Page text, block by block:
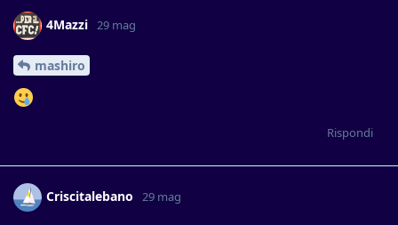
4Mazzi 29 mag
mashiro
Rispondi
Criscitalebano 29 mag